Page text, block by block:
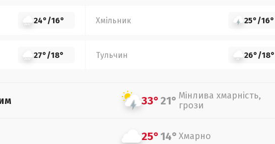
24°/16° Хмільник 25°/16°
27°/18° Тульчин 26°/18°
33°21° Мінлива хмарність,
грози
25°14° Хмарно